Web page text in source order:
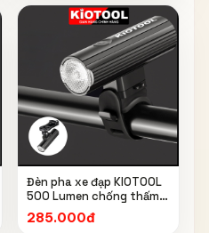
Đèn pha xe đạp KIOTOOL
500 Lumen chống thấm
nước IPX6 6603
285.000đ